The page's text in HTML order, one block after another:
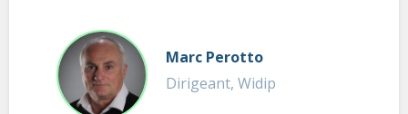
Marc Perotto
Dirigeant, Widip